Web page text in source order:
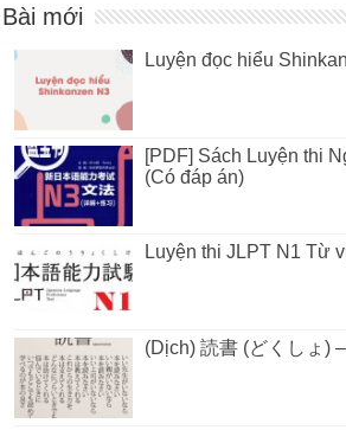
Bài mới
Luyện đọc hiểu
[PDF] Sách Luyện thi
(Có đáp án)
Luyện thi JLPT N1 Từ
(Dịch) 読書 (どくしょ)